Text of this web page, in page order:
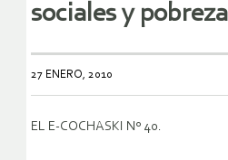
sociales y
27 ENERO, 2010
EL E-COCHASKI Nº 40.